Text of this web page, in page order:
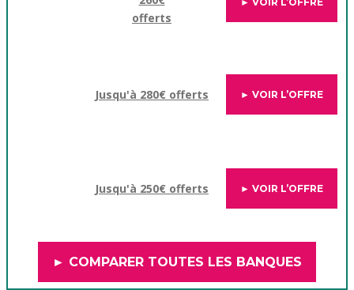
offerts
Jusqu'à 280€ offerts ► VOIR L’OFFRE
Jusqu'à 250€ offerts ► VOIR L’OFFRE
► COMPARER TOUTES LES BANQUES